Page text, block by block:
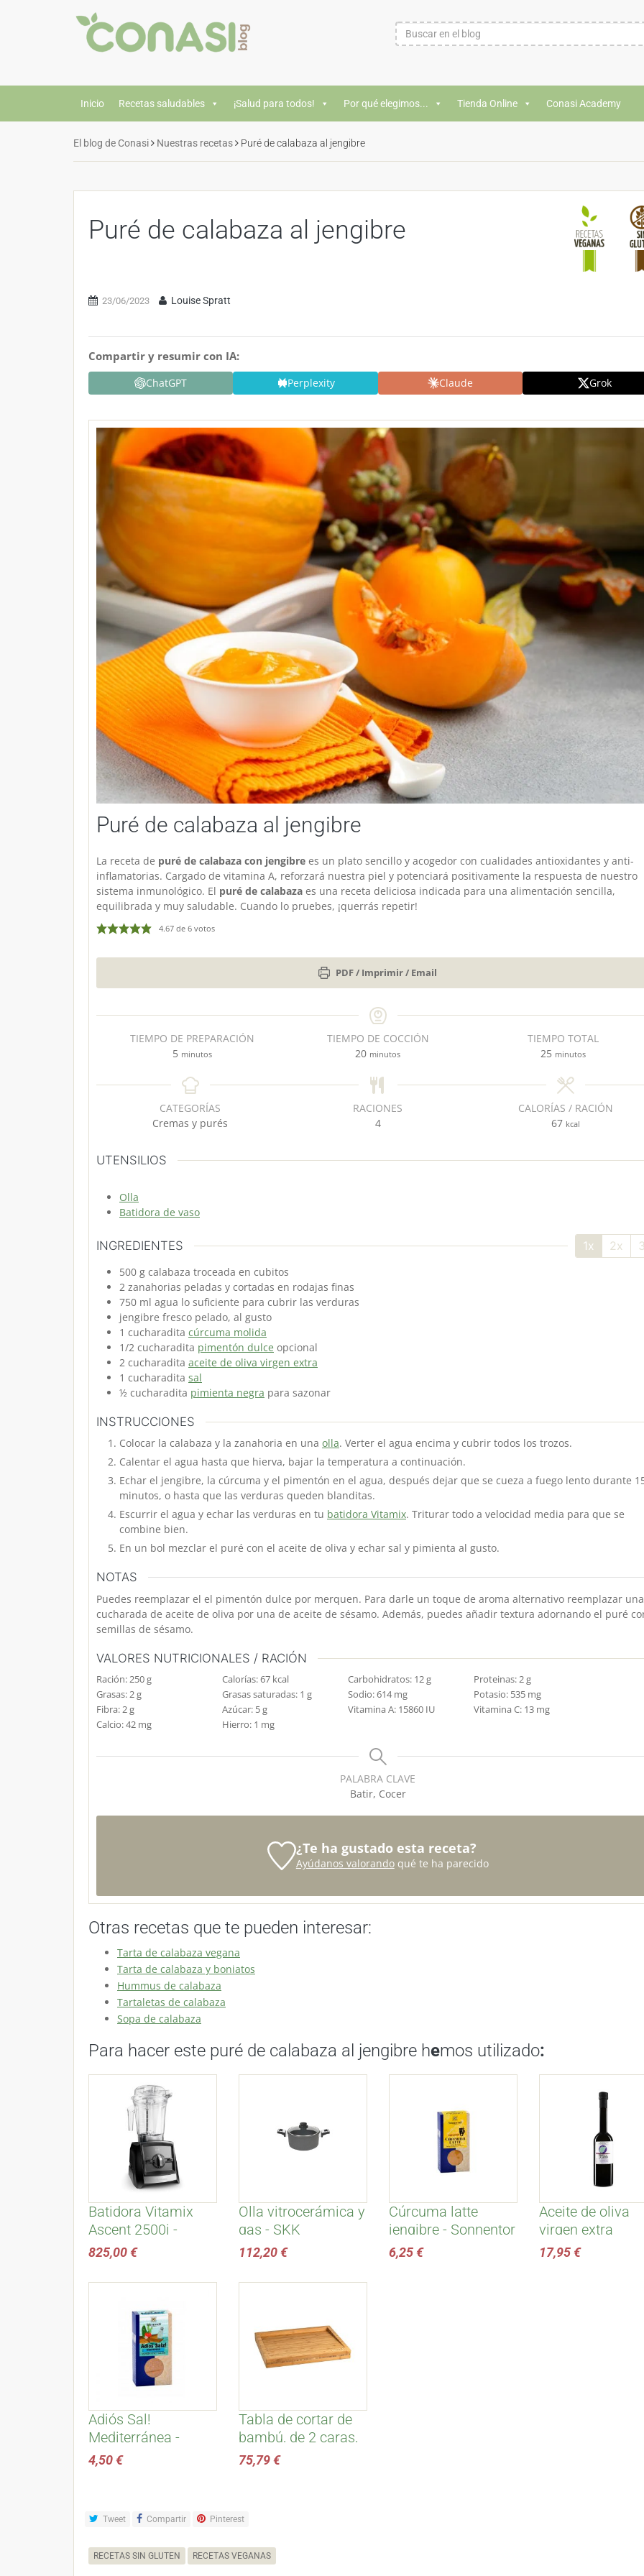
Inicio Recetas saludables ¡Salud para todos! Por qué elegimos... Tienda Online Conasi Academy
El blog de Conasi Nuestras recetas Puré de calabaza al jengibre
Puré de calabaza al jengibre
23/06/2023 Louise Spratt
Compartir y resumir con IA:
ChatGPT Perplexity Claude Grok
Puré de calabaza al jengibre
La receta de puré de calabaza con jengibre es un plato sencillo y acogedor con cualidades antioxidantes y anti-
inflamatorias. Cargado de vitamina A, reforzará nuestra piel y potenciará positivamente la respuesta de nuestro
sistema inmunológico. El puré de calabaza es una receta deliciosa indicada para una alimentación sencilla,
equilibrada y muy saludable. Cuando lo pruebes, ¡querrás repetir!
4.67de 6votos
PDF / Imprimir / Email
TIEMPO DE PREPARACIÓN
5 m
n
t
o
minutos
TIEMPO DE COCCIÓN
20m
n
u
t
minutos
TIEMPO TOTAL
25 m
n
u
t
o
minutos
CATEGORÍAS
Cremas y purés
RACIONES
4
CALORÍAS / RACIÓN
67 kcal
UTENSILIOS
Olla
Batidora de vaso
INGREDIENTES 1x 2x
500 g calabaza troceada en cubitos
2 zanahorias peladas y cortadas en rodajas finas
750 ml agua lo suficiente para cubrir las verduras
jengibre fresco pelado, al gusto
1 cucharadita cúrcuma molida
1/2 cucharadita pimentón dulce opcional
2 cucharadita aceite de oliva virgen extra
1 cucharadita sal
½ cucharadita pimienta negra para sazonar
INSTRUCCIONES
Colocar la calabaza y la zanahoria en una olla. Verter el agua encima y cubrir todos los trozos.
Calentar el agua hasta que hierva, bajar la temperatura a continuación.
Echar el jengibre, la cúrcuma y el pimentón en el agua, después dejar que se cueza a fuego lento durante
minutos, o hasta que las verduras queden blanditas.
Escurrir el agua y echar las verduras en tu batidora Vitamix. Triturar todo a velocidad media para que se
combine bien.
En un bol mezclar el puré con el aceite de oliva y echar sal y pimienta al gusto.
NOTAS
Puedes reemplazar el el pimentón dulce por merquen. Para darle un toque de aroma alternativo reemplazar una
cucharada de aceite de oliva por una de aceite de sésamo. Además, puedes añadir textura adornando el puré
semillas de sésamo.
VALORES NUTRICIONALES / RACIÓN
Ración:250g Calorías:67 kcal Carbohidratos: 12g Proteinas:2g
Grasas:2g Grasas saturadas: 1 g Sodio:614 mg Potasio: 535 mg
Fibra:2g Azúcar: 5g Vitamina A: 15860 IU Vitamina C: 13 mg
Calcio:42 mg Hierro: 1 mg
PALABRA CLAVE
Batir, Cocer
¿Te ha gustado esta receta?
Ayúdanos valorandoqué te ha parecido
Otras recetas que te pueden interesar:
Tarta de calabaza vegana
Tarta de calabaza y boniatos
Hummus de calabaza
Tartaletas de calabaza
Sopa de calabaza
Para hacer este puré de calabaza al jengibre hemos utilizado:
Batidora Vitamix
Ascent 2500i -
Negra
825,00 €
Olla vitrocerámica y
gas - SKK
112,20 €
Cúrcuma latte
jengibre - Sonnentor
6,25 €
Aceite de oliva
virgen extra
ecológico 500
17,95 €
Adiós Sal!
Mediterránea -
Sonnentor
4,50 €
Tabla de cortar de
bambú, de 2 caras,
grandes - Lurch
75,79 €
Tweet Compartir Pinterest
RECETAS SIN GLUTEN RECETAS VEGANAS